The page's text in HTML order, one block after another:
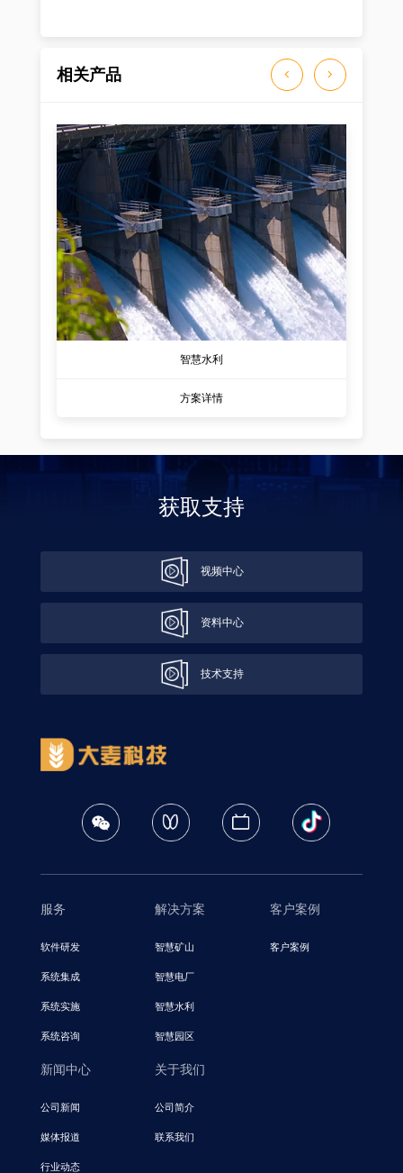
相关产品
智慧水利
方案详情
获取支持
视频中心
资料中心
技术支持
服务
软件研发
系统集成
系统实施
系统咨询
解决方案
智慧矿山
智慧电厂
智慧水利
智慧园区
客户案例
客户案例
新闻中心
公司新闻
媒体报道
行业动态
关于我们
公司简介
联系我们